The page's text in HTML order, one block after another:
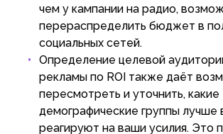
чем у кампании на радио,
перераспределить бюджет в
социальных сетей.
Определение целевой
рекламы по ROI также даёт
пересмотреть и уточнить, какие
демографические группы лучше
реагируют на ваши усилия. Это